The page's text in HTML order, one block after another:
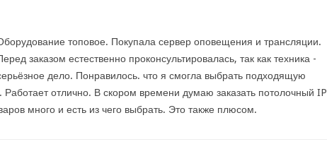
топовое. Покупала сервер оповещения и трансляции.
заказом естественно проконсультировалась, так как техника -
дело. Понравилось. что я смогла выбрать подходящую
Работает отлично. В скором времени думаю заказать потолочный IP
много и есть из чего выбрать. Это также плюсом.